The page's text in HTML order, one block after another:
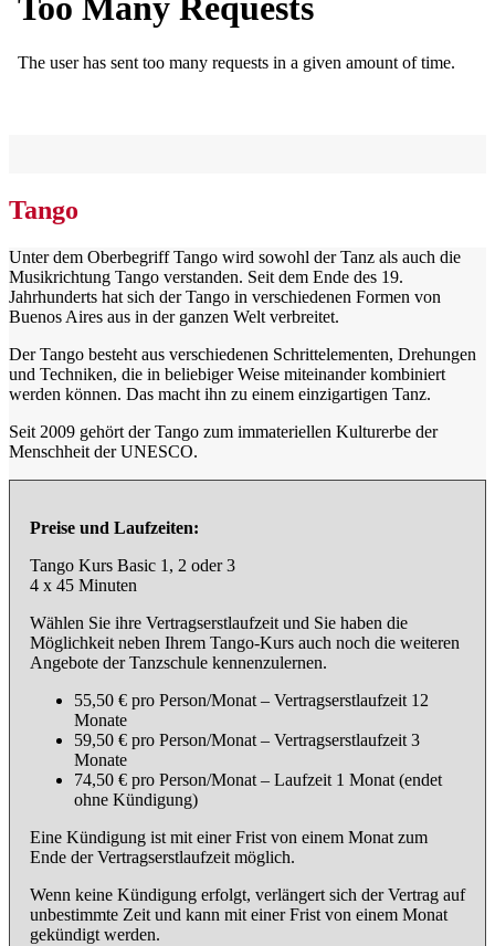
Tango
Unter dem Oberbegriff Tango wird sowohl der Tanz als auch die
Musikrichtung Tango verstanden. Seit dem Ende des 19.
Jahrhunderts hat sich der Tango in verschiedenen Formen von
Buenos Aires aus in der ganzen Welt verbreitet.
Der Tango besteht aus verschiedenen Schrittelementen, Drehungen
und Techniken, die in beliebiger Weise miteinander kombiniert
werden können. Das macht ihn zu einem einzigartigen Tanz.
Seit 2009 gehört der Tango zum immateriellen Kulturerbe der
Menschheit der UNESCO.
Preise und Laufzeiten:
Tango Kurs Basic 1, 2 oder 3
4 x 45 Minuten
Wählen Sie ihre Vertragserstlaufzeit und Sie haben die
Möglichkeit neben Ihrem Tango-Kurs auch noch die weiteren
Angebote der Tanzschule kennenzulernen.
55,50 € pro Person/Monat – Vertragserstlaufzeit 12
Monate
59,50 € pro Person/Monat – Vertragserstlaufzeit 3
Monate
74,50 € pro Person/Monat – Laufzeit 1 Monat (endet
ohne Kündigung)
Eine Kündigung ist mit einer Frist von einem Monat zum
Ende der Vertragserstlaufzeit möglich.
Wenn keine Kündigung erfolgt, verlängert sich der Vertrag auf
unbestimmte Zeit und kann mit einer Frist von einem Monat
gekündigt werden.